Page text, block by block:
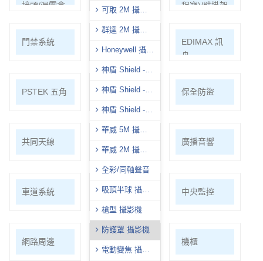
影機
可取 2M 攝影
群達 2M 攝影
Honeywell 攝影
神盾 Shield -
神盾 Shield -
神盾 Shield -
華威 5M 攝影
華威 2M 攝影
全彩/同軸聲音
吸頂半球 攝影
槍型 攝影機
防護罩 攝影機
電動變焦 攝影
接頭/漏電盒
立柱
程寶)/壁掛架
門禁系統
EDIMAX 訊
舟
PSTEK 五角 ATEN 保全防盜
共同天線 廣播音響
車道系統
大哥大強波
器
中央監控
網路周邊
影音/切換/分
配/轉換
機櫃